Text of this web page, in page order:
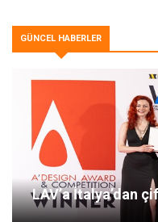
GÜNCEL HABERLER
LAV’a İtalya’dan